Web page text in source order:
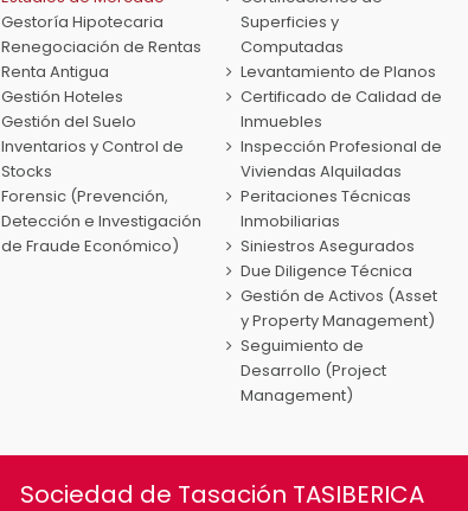
Gestoría Hipotecaria
Renegociación de Rentas
Renta Antigua
Gestión Hoteles
Gestión del Suelo
Inventarios y Control de
Stocks
Forensic (Prevención,
Detección e Investigación
de Fraude Económico)
Superficies y
Computadas
Levantamiento de Planos
Certificado de Calidad de
Inmuebles
Inspección Profesional de
Viviendas Alquiladas
Peritaciones Técnicas
Inmobiliarias
Siniestros Asegurados
Due Diligence Técnica
Gestión de Activos (Asset
y Property Management)
Seguimiento de
Desarrollo (Project
Management)
Sociedad de Tasación TASIBERICA